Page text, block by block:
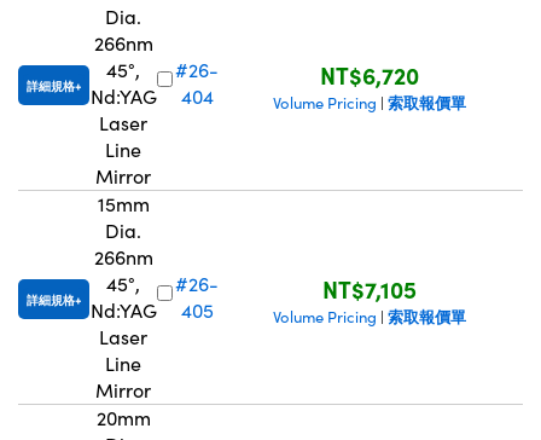
詳細規格
Dia.
266nm
45°,
Nd:YAG
Laser
Line
Mirror
#26-
404
NT$6,720
Volume Pricing | 索取報價單
詳細規格
15mm
Dia.
266nm
45°,
Nd:YAG
Laser
Line
Mirror
#26-
405
NT$7,105
Volume Pricing | 索取報價單
20mm